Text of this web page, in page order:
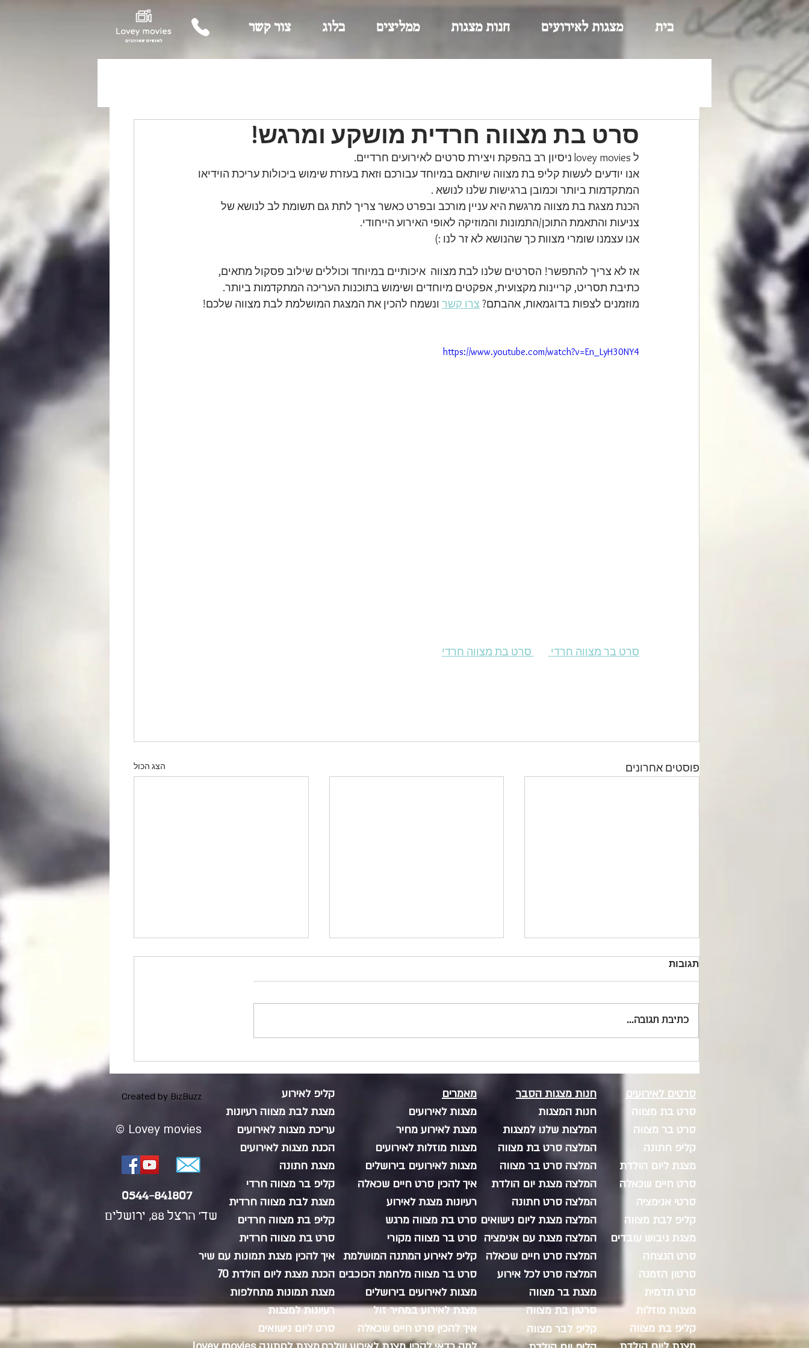
בית מצגות לאירועים חנות מצגות ממליצים בלוג צור קשר
סרט בת מצווה חרדית מושקע ומרגש!
ל lovey movies ניסיון רב בהפקת ויצירת סרטים לאירועים חרדיים.
אנו יודעים לעשות קליפ בת מצווה שיותאם במיוחד עבורכם וזאת בעזרת שימוש ביכולות עריכת הוידיאו
המתקדמות ביותר וכמובן ברגישות שלנו לנושא .
הכנת מצגת בת מצווה מרגשת היא עניין מורכב ובפרט כאשר צריך לתת גם תשומת לב לנושא של
צניעות והתאמת התוכן/התמונות והמוזיקה לאופי האירוע הייחודי.
אנו עצמנו שומרי מצוות כך שהנושא לא זר לנו :)
אז לא צריך להתפשר! הסרטים שלנו לבת מצווה  איכותיים במיוחד וכוללים שילוב פסקול מתאים,
כתיבת תסריט, קריינות מקצועית, אפקטים מיוחדים ושימוש בתוכנות העריכה המתקדמות ביותר.
מוזמנים לצפות בדוגמאות, אהבתם? צרו קשר ונשמח להכין את המצגת המושלמת לבת מצווה שלכם!
https://www.youtube.com/watch?v=En_LyH30NY4
סרט בר מצווה חרדי סרט בת מצווה חרדי
פוסטים אחרונים הצג הכול
תגובות
כתיבת תגובה...
Created by BizBuzz
© Lovey movies
0544-841807
שד' הרצל 88, ירושלים
מאמרים
מצגות לאירועים
מצגת לאירוע מחיר
מצגות מוזלות לאירועים
מצגות לאירועים בירושלים
איך להכין סרט חיים שכאלה
רעיונות מצגת לאירוע
סרט בת מצווה מרגש
סרט בר מצווה מקורי​
קליפ לאירוע המתנה המושלמת
סרט בר מצווה מלחמת הכוכבים
מצגות לאירועים בירושלים
מצגת לאירוע במחיר זול
איך להכין סרט חיים שכאלה
קליפ לאירוע
מצגת לבת מצווה רעיונות
עריכת מצגות לאירועים
הכנת מצגות לאירועים
מצגת חתונה
קליפ בר מצווה חרדי
מצגת לבת מצווה חרדית
קליפ בת מצווה חרדים
סרט בת מצווה חרדית
איך להכין מצגת תמונות עם שיר
הכנת מצגת ליום הולדת 70
מצגת תמונות מתחלפות
רעיונות למצגות
סרט ליום נישואים
חנות מצגות הסבר
חנות המצגות
המלצות שלנו למצגות
המלצה סרט בת מצווה
המלצה סרט בר מצווה
המלצה מצגת יום הולדת
המלצה סרט חתונה
המלצה מצגת ליום נישואים
המלצה מצגת עם אנימציה
המלצה סרט חיים שכאלה
המלצה סרט לכל אירוע
מצגת בר מצווה
סרטון בת מצווה
קליפ לבר מצווה
סרטים לאירועים
סרט בת מצווה
סרט בר מצווה
קליפ חתונה
מצגת ליום הולדת
סרט חיים שכאלה
סרטי אנימציה
קליפ לבת מצווה
מצגת גיבוש עובדים
סרט הנצחה
סרטון הזמנה
סרט תדמית
מצגות מוזלות
קליפ בת מצווה